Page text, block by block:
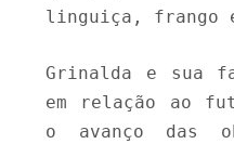
linguiça, frango
Grinalda e sua
em relação ao
o avanço das